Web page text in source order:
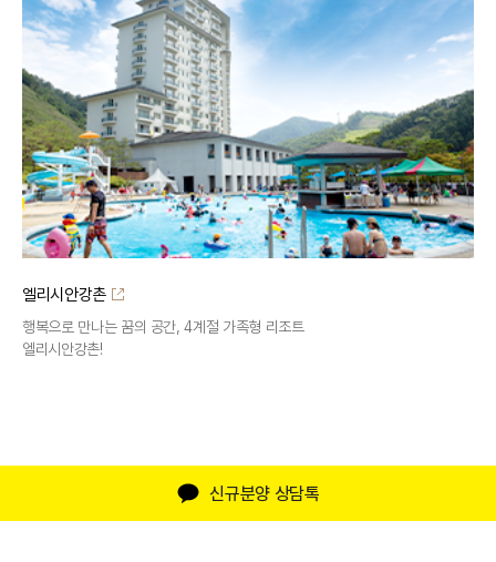
신규분양 상담톡
엘리시안강촌
행복으로 만나는 꿈의 공간, 4계절 가족형 리조트
엘리시안강촌!